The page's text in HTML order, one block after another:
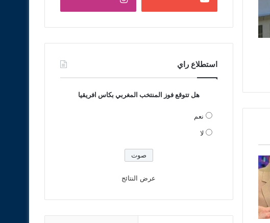
استطلاع راي
هل تتوقع فوز المنتخب المغربي بكاس افريقيا
نعم
لا
عرض النتائج